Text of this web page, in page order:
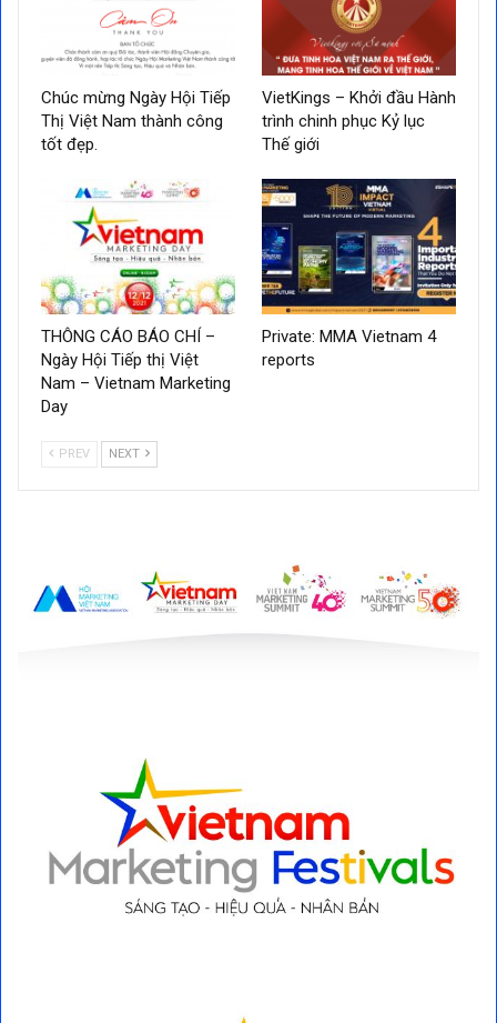
Chúc mừng Ngày Hội Tiếp
Thị Việt Nam thành công
tốt đẹp.
VietKings – Khởi đầu Hành
trình chinh phục Kỷ lục
Thế giới
THÔNG CÁO BÁO CHÍ –
Ngày Hội Tiếp thị Việt
Nam – Vietnam Marketing
Day
Private: MMA Vietnam 4
reports
PREV NEXT